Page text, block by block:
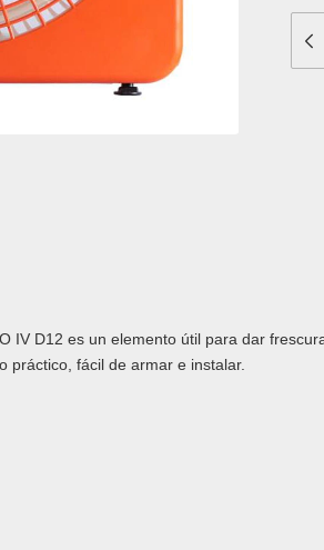
IV D12 es un elemento útil para dar
práctico, fácil de armar e instalar.